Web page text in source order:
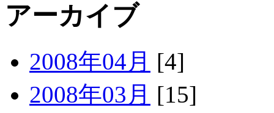
アーカイブ
2008年04月 [4]
2008年03月 [15]